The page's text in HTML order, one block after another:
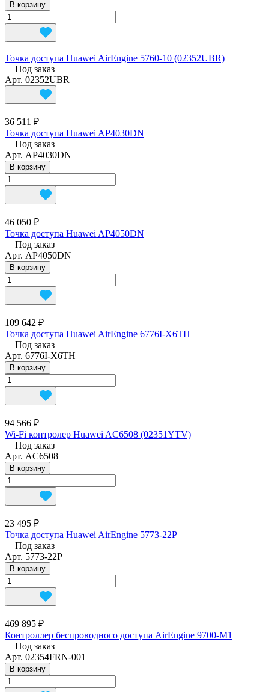
В корзину
Точка доступа Huawei AirEngine 5760-10 (02352UBR)
Под заказ
Арт. 02352UBR
36 511 ₽
Точка доступа Huawei AP4030DN
Под заказ
Арт. AP4030DN
В корзину
46 050 ₽
Точка доступа Huawei AP4050DN
Под заказ
Арт. AP4050DN
В корзину
109 642 ₽
Точка доступа Huawei AirEngine 6776I-X6TH
Под заказ
Арт. 6776I-X6TH
В корзину
94 566 ₽
Wi-Fi контролер Huawei AC6508 (02351YTV)
Под заказ
Арт. AC6508
В корзину
23 495 ₽
Точка доступа Huawei AirEngine 5773-22P
Под заказ
Арт. 5773-22P
В корзину
469 895 ₽
Контроллер беспроводного доступа AirEngine 9700-M1
Под заказ
Арт. 02354FRN-001
В корзину